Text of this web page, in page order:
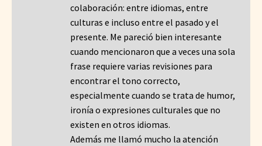
colaboración: entre idiomas, entre
culturas e incluso entre el pasado y el
presente. Me pareció bien interesante
cuando mencionaron que a veces una sola
frase requiere varias revisiones para
encontrar el tono correcto,
especialmente cuando se trata de humor,
ironía o expresiones culturales que no
existen en otros idiomas.
Además me llamó mucho la atención